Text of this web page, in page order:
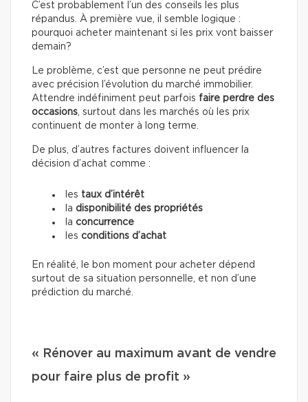
C’est probablement l’un des conseils les plus
répandus. À première vue, il semble logique :
pourquoi acheter maintenant si les prix vont baisser
demain?
Le problème, c’est que personne ne peut prédire
avec précision l’évolution du marché immobilier.
Attendre indéfiniment peut parfois faire perdre des
occasions , surtout dans les marchés où les prix
continuent de monter à long terme.
De plus, d’autres factures doivent influencer la
décision d’achat comme :
les taux d’intérêt
la disponibilité des propriétés
la concurrence
les conditions d’achat
En réalité, le bon moment pour acheter dépend
surtout de sa situation personnelle, et non d’une
prédiction du marché.
« Rénover au maximum avant de vendre
pour faire plus de profit »